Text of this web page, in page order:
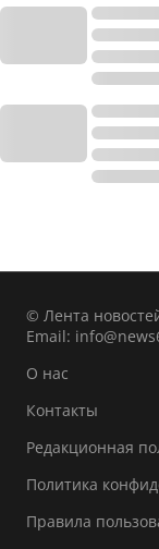
© Лента
Email:
О нас
Контакты
Редакционная
Политика
Правила